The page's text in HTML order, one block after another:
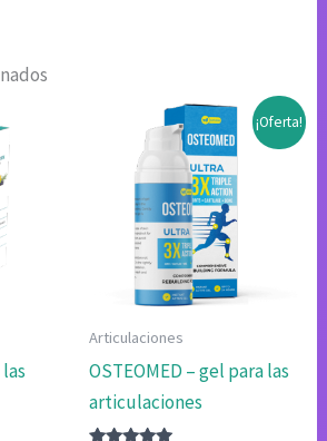
¡Oferta!
Articulaciones
OSTEOMED – gel para las
articulaciones